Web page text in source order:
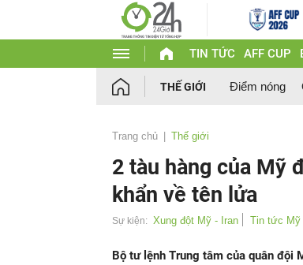
TIN TỨC AFF CUP
THẾ GIỚI Điểm nóng
Trang chủ Thế giới
2 tàu hàng của Mỹ
khẩn về tên lửa
Sự kiện: Xung đột Mỹ - Iran Tin tức Mỹ
Bộ tư lệnh Trung tâm của quân đội